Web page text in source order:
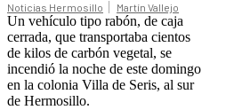
Noticias Hermosillo Martín Vallejo
Un vehículo tipo rabón, de caja
cerrada, que transportaba cientos
de kilos de carbón vegetal, se
incendió la noche de este domingo
en la colonia Villa de Seris, al sur
de Hermosillo.